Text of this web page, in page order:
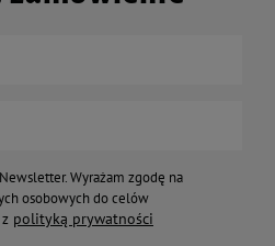
Wyrażam zgodę na
osobowych do celów
polityką prywatności